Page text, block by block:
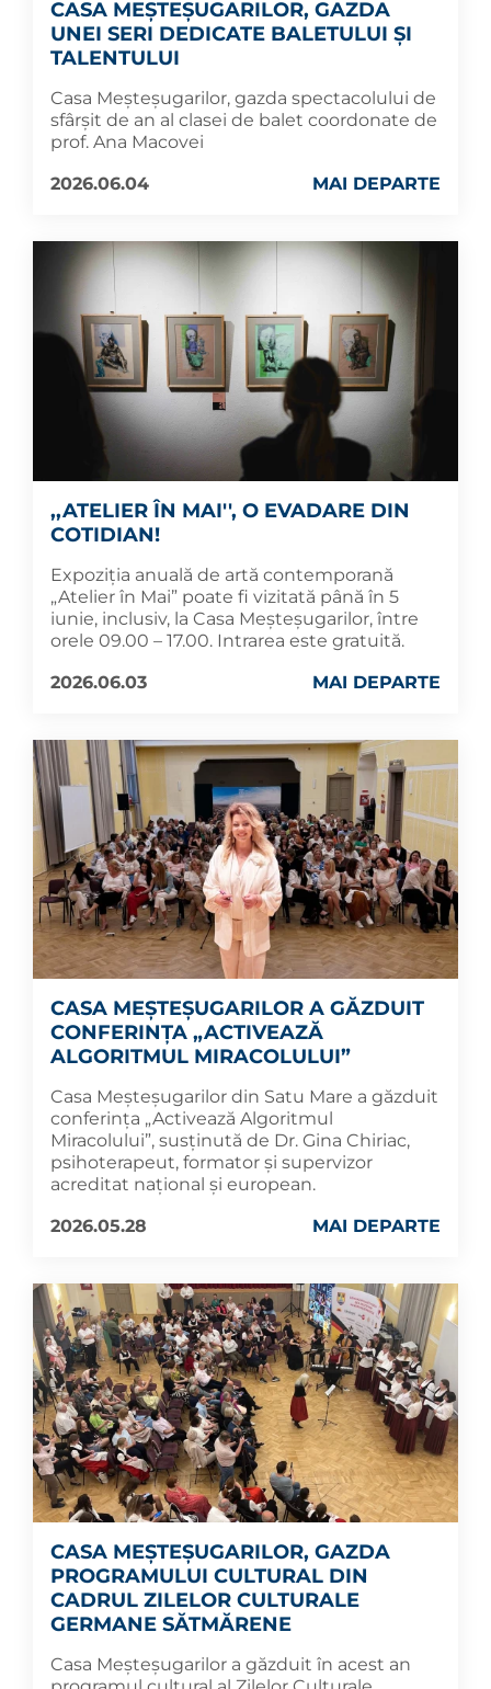
CASA MEȘTEȘUGARILOR, GAZDA
UNEI SERI DEDICATE BALETULUI ȘI
TALENTULUI
Casa Meșteșugarilor, gazda spectacolului de
sfârșit de an al clasei de balet coordonate de
prof. Ana Macovei
2026.06.04
MAI DEPARTE
,,ATELIER ÎN MAI'', O EVADARE DIN
COTIDIAN!
Expoziția anuală de artă contemporană
„Atelier în Mai” poate fi vizitată până în 5
iunie, inclusiv, la Casa Meșteșugarilor, între
orele 09.00 – 17.00. Intrarea este gratuită.
2026.06.03
MAI DEPARTE
CASA MEȘTEȘUGARILOR A GĂZDUIT
CONFERINȚA „ACTIVEAZĂ
ALGORITMUL MIRACOLULUI”
Casa Meșteșugarilor din Satu Mare a găzduit
conferința „Activează Algoritmul
Miracolului”, susținută de Dr. Gina Chiriac,
psihoterapeut, formator și supervizor
acreditat național și european.
2026.05.28
MAI DEPARTE
CASA MEȘTEȘUGARILOR, GAZDA
PROGRAMULUI CULTURAL DIN
CADRUL ZILELOR CULTURALE
GERMANE SĂTMĂRENE
Casa Meșteșugarilor a găzduit în acest an